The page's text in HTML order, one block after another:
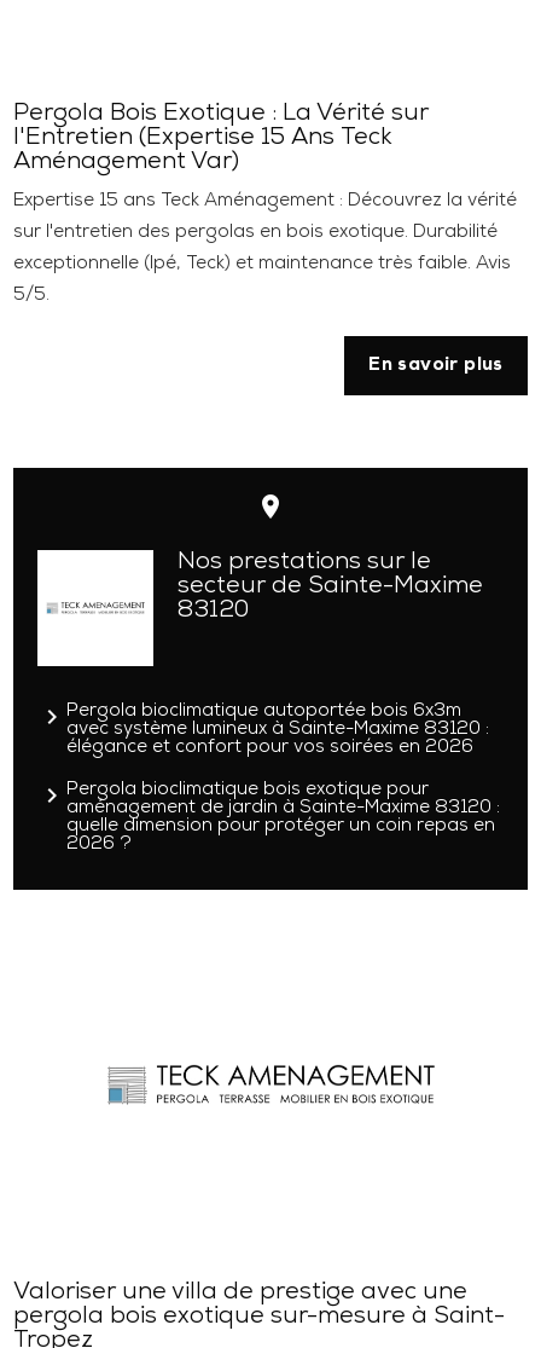
Pergola Bois Exotique : La Vérité sur
l'Entretien (Expertise 15 Ans Teck
Aménagement Var)
Expertise 15 ans Teck Aménagement : Découvrez la vérité
sur l'entretien des pergolas en bois exotique. Durabilité
exceptionnelle (Ipé, Teck) et maintenance très faible. Avis
5/5.
En savoir plus
place
Nos prestations sur le
secteur de Sainte-Maxime
83120
navigate_next
Pergola bioclimatique autoportée bois 6x3m
avec système lumineux à Sainte-Maxime 83120 :
élégance et confort pour vos soirées en 2026
navigate_next
Pergola bioclimatique bois exotique pour
aménagement de jardin à Sainte-Maxime 83120 :
quelle dimension pour protéger un coin repas en
2026 ?
Valoriser une villa de prestige avec une
pergola bois exotique sur-mesure à Saint-
Tropez